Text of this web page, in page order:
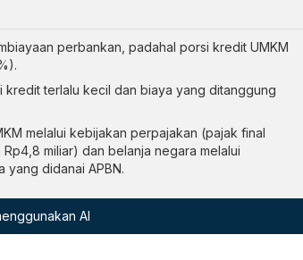
perbankan, padahal porsi kredit UMKM
kredit terlalu kecil dan biaya yang ditanggung
melalui kebijakan perpajakan (pajak final
miliar) dan belanja negara melalui
didanai APBN.
AI